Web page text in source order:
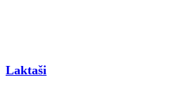
Laktaši